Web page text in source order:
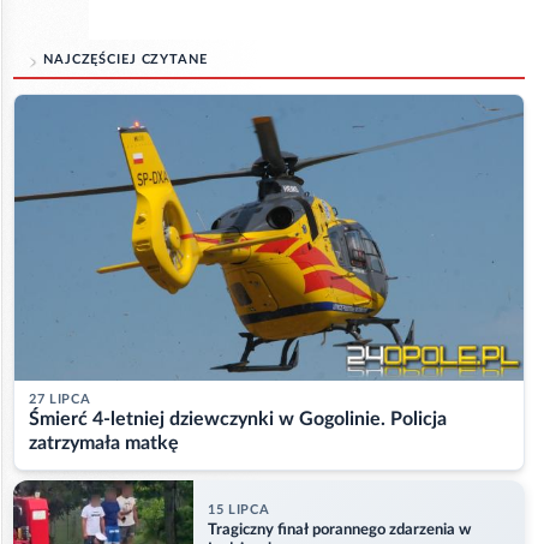
NAJCZĘŚCIEJ CZYTANE
27 LIPCA
Śmierć 4-letniej dziewczynki w Gogolinie. Policja
zatrzymała matkę
15 LIPCA
Tragiczny finał porannego zdarzenia w